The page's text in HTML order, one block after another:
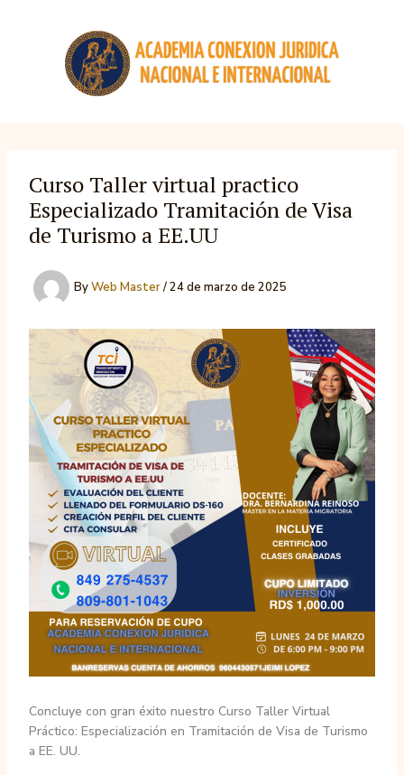
Curso Taller virtual practico
Especializado Tramitación de Visa
de Turismo a EE.UU
ByWeb Master/24 de marzo de 2025
Concluye con gran éxito nuestro Curso Taller Virtual
Práctico: Especialización en Tramitación de Visa de Turismo
a EE. UU.